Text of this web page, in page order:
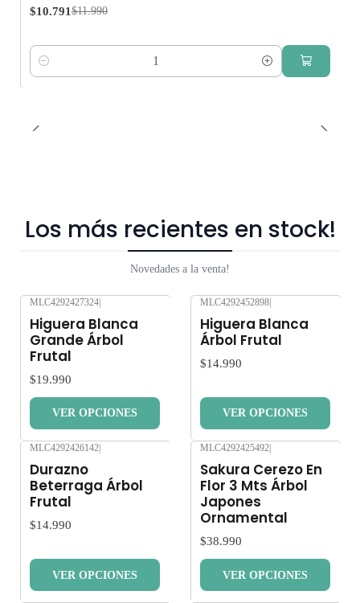
$10.791 $11.990
Cantidad
Los más recientes en stock!
Novedades a la venta!
MLC4292427324|
Higuera Blanca
Grande Árbol
Frutal
$19.990
VER OPCIONES
MLC4292452898|
Higuera Blanca
Árbol Frutal
$14.990
VER OPCIONES
MLC4292426142
Durazno
Beterraga Árbol
Frutal
$14.990
VER OPCIONES
MLC4292425492
Sakura Cerezo En
Flor 3 Mts Árbol
Japones
Ornamental
$38.990
VER OPCIONES